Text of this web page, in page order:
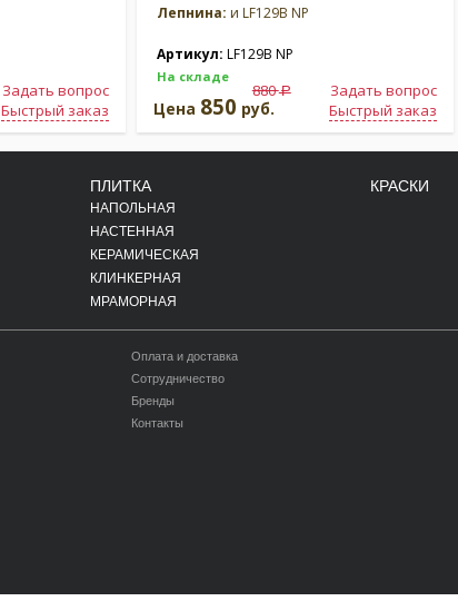
Задать вопрос
Быстрый заказ
Лепнина: и LF129B NP
Артикул: LF129B NP
На складе
Задать вопрос
Быстрый заказ
Цена 850 руб.
880a
ПЛИТКА
НАПОЛЬНАЯ
НАСТЕННАЯ
КЕРАМИЧЕСКАЯ
КЛИНКЕРНАЯ
МРАМОРНАЯ
КРАСКИ
Оплата и доставка
Сотрудничество
Бренды
Контакты